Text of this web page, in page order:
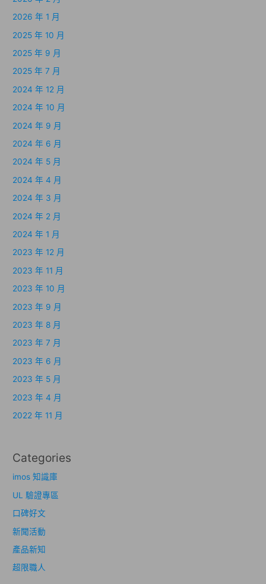
2026 年 1 月
2025 年 10 月
2025 年 9 月
2025 年 7 月
2024 年 12 月
2024 年 10 月
2024 年 9 月
2024 年 6 月
2024 年 5 月
2024 年 4 月
2024 年 3 月
2024 年 2 月
2024 年 1 月
2023 年 12 月
2023 年 11 月
2023 年 10 月
2023 年 9 月
2023 年 8 月
2023 年 7 月
2023 年 6 月
2023 年 5 月
2023 年 4 月
2022 年 11 月
Categories
imos 知識庫
UL 驗證專區
口碑好文
新聞活動
產品新知
超限職人